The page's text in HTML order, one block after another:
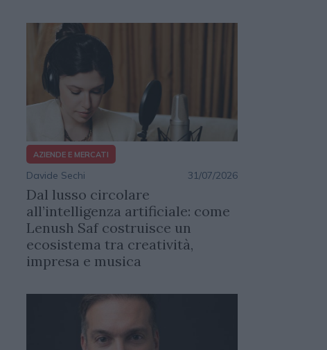
AZIENDE E MERCATI
Davide Sechi 31/07/2026
Dal lusso circolare
all’intelligenza artificiale: come
Lenush Saf costruisce un
ecosistema tra creatività,
impresa e musica